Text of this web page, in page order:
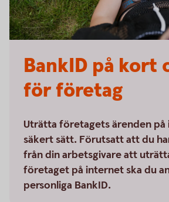
BankID på kort
för företag
Uträtta företagets ärenden
säkert sätt. Förutsatt att du
från din arbetsgivare att
företaget på internet ska du
personliga BankID.